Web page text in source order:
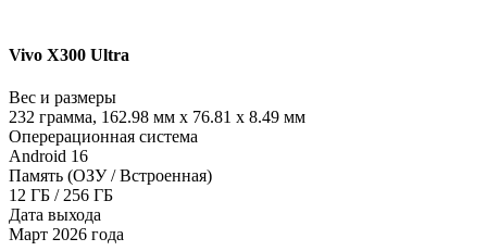
Vivo X300 Ultra
Вес и размеры
232 грамма, 162.98 мм x 76.81 x 8.49 мм
Оперерационная система
Android 16
Память (ОЗУ / Встроенная)
12 ГБ / 256 ГБ
Дата выхода
Март 2026 года